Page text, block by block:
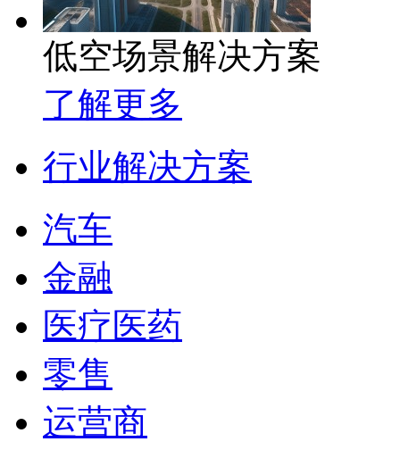
低空场景解决方案
了解更多
行业解决方案
汽车
金融
医疗医药
零售
运营商